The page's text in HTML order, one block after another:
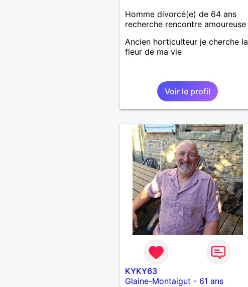
Homme divorcé(e) de 64 ans
recherche rencontre amoureuse
Ancien horticulteur je cherche la
fleur de ma vie
Voir le profil
KYKY63
Glaine-Montaigut - 61 ans